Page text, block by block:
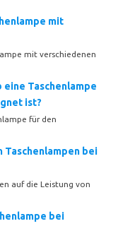
mit
mit verschiedenen
Taschenlampe
ist?
für den
Taschenlampen bei
auf die Leistung von
bei